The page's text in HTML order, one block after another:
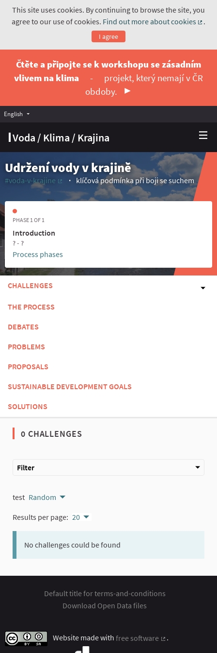
This site uses cookies. By continuing to browse the site, you
agree to our use of cookies. Find out more about cookies
.
I agree
Čtěte a připojte se k workshopu se zásadním
vlivem na klima
-
projekt, který nemají v ČR
obdoby.
Voda / Klima / Krajina
English Vyberte jazyk
Udržení vody v krajině
#voda-v-krajine
(External link)
klíčová podmínka při boji se suchem
PHASE 1 OF 1
Introduction
? - ?
Process phases
CHALLENGES
THE PROCESS
DEBATES
PROBLEMS
PROPOSALS
SUSTAINABLE DEVELOPMENT GOALS
SOLUTIONS
0 CHALLENGES
Filter
test Random
Results per page: 20
No challenges could be found
Default title for terms-and-conditions
Download Open Data files
Website made with free software
.